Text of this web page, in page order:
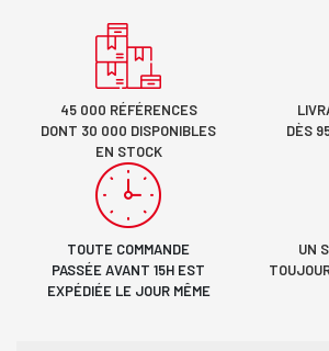
45 000 RÉFÉRENCES
DONT 30 000 DISPONIBLES
EN STOCK
DÈS
TOUTE COMMANDE
PASSÉE AVANT 15H EST
EXPÉDIÉE LE JOUR MÊME
UN